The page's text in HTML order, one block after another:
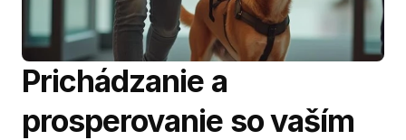
Prichádzanie a
prosperovanie so vaším